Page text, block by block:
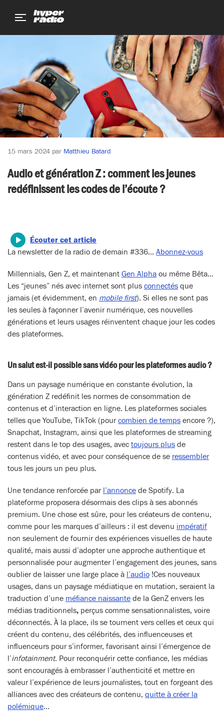
15 mars 2024 par Matthieu Batard
Audio et génération Z : comment les jeunes
redéfinissent les codes de l’écoute ?
Écouter cet article
La newsletter de la radio de demain #336… Abonnez-vous
Millennials, Gen Z, et maintenant Gen Alpha ou même Bêta…
Les “jeunes” nés avec internet sont plus connectés que
jamais (et évidemment, en mobile first). Si elles ne sont pas
les seules à façonner l’avenir numérique, ces nouvelles
générations et leurs usages réinventent chaque jour les codes
des plateformes.
Un salut est-il possible sans vidéo pour les plateformes audio ?
Dans un paysage numérique en constante évolution, la
génération Z redéfinit les normes de consommation de
contenus et d’interaction en ligne. Les plateformes sociales
telles que YouTube, TikTok (pourcombien de temps encore ?),
Snapchat, Instagram, ainsi que les plateformes de streaming
restent dans le top des usages, avec toujours plus de
contenus vidéo, et avec pour conséquence de se ressembler
tous les jours un peu plus.
Une tendance renforcée par l’annonce de Spotify. La
plateforme proposera désormais des clips à ses abonnés
premium. Une chose est sûre, pour les créateurs de contenu,
comme pour les marques d’ailleurs : il est devenu impératif
non seulement de fournir des expériences visuelles de haute
qualité, mais aussi d’adopter une approche authentique et
personnalisée pour augmenter l’engagement des jeunes, sans
oublier de laisser une large place à l’audio !Ces nouveaux
usages, dans un paysage médiatique en mutation, seraient la
traduction d’une méfiance naissante de la GenZ envers les
médias traditionnels, perçus comme sensationnalistes, voire
déconnectés. À la place, ils se tournent vers celles et ceux qui
créent du contenu, des célébrités, des influenceuses et
influenceurs pour s’informer, favorisant ainsi l’émergence de
l’infotainment. Pour reconquérir cette confiance, les médias
sont encouragés à embrasser l’authenticité et mettre en
valeur l’expérience de leurs journalistes, tout en forgeant des
alliances avec des créateurs de contenu, quitte à créer la
polémique…